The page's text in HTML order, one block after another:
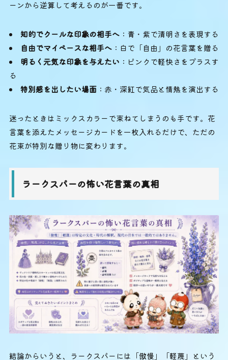
ーンから逆算して考えるのが一番です。
知的でクールな印象の相手へ：青・紫で清明さを表現する
自由でマイペースな相手へ：白で「自由」の花言葉を贈る
明るく元気な印象を与えたい ：ピンクで軽快さをプラスす
る
特別感を出したい場面：赤・深紅で気品と情熱を演出する
迷ったときはミックスカラーで束ねてしまうのも手です。花
言葉を添えたメッセージカードを一枚入れるだけで、ただの
花束が特別な贈り物に変わります。
ラークスパーの怖い花言葉の真相
結論からいうと、ラークスパーには「傲慢」「軽蔑」という